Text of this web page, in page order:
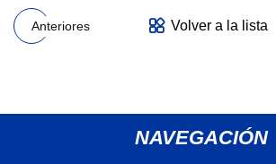
Anteriores Volver a la lista
NAVEGACIÓN